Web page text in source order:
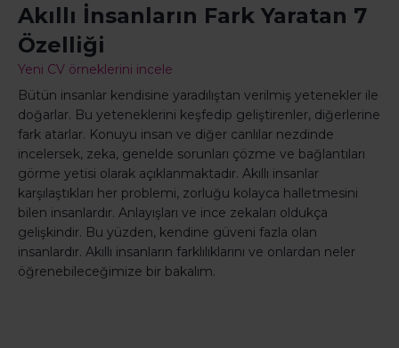
Akıllı İnsanların Fark Yaratan 7
Özelliği
Yeni CV örneklerini incele
Bütün insanlar kendisine yaradılıştan verilmiş yetenekler ile
doğarlar. Bu yeteneklerini keşfedip geliştirenler, diğerlerine
fark atarlar. Konuyu insan ve diğer canlılar nezdinde
incelersek, zeka, genelde sorunları çözme ve bağlantıları
görme yetisi olarak açıklanmaktadır. Akıllı insanlar
karşılaştıkları her problemi, zorluğu kolayca halletmesini
bilen insanlardır. Anlayışları ve ince zekaları oldukça
gelişkindir. Bu yüzden, kendine güveni fazla olan
insanlardır. Akıllı insanların farklılıklarını ve onlardan neler
öğrenebileceğimize bir bakalım.